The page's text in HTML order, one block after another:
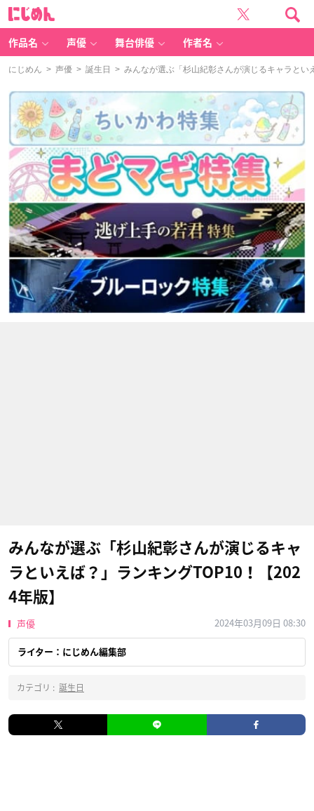
作品名 声優 舞台俳優 作者名
にじめん > 声優 > 誕生日 > みんなが選ぶ「杉山紀彰さんが演じるキャラと
みんなが選ぶ「杉山紀彰さんが演じるキャ
ラといえば？」ランキングTOP10！【202
4年版】
声優 2024年03月09日 08:30
ライター：にじめん編集部
カテゴリ : 誕生日